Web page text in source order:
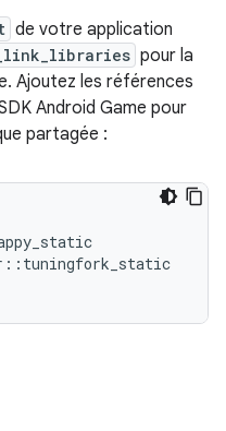
de votre application
pour la
Ajoutez les références
Android Game pour
partagée :